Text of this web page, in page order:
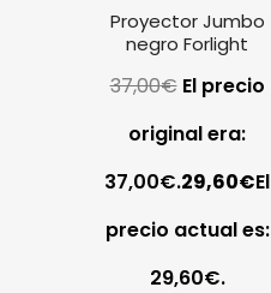
Proyector Jumbo
negro Forlight
37,00€ El precio
original era:
37,00€.29,60€El
precio actual es:
29,60€.